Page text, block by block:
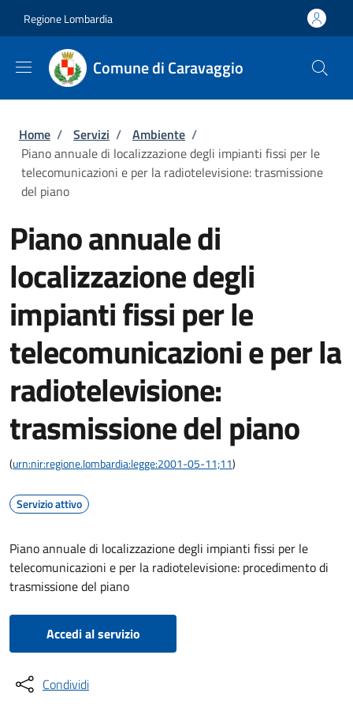
Regione Lombardia
Comune di Caravaggio
Briciole di pane
Home / Servizi / Ambiente /
Piano annuale di localizzazione degli impianti fissi per le
telecomunicazioni e per la radiotelevisione: trasmissione
del piano
Piano annuale di
localizzazione degli
impianti fissi per le
telecomunicazioni e per la
radiotelevisione:
trasmissione del piano
(urn:nir:regione.lombardia:legge:2001-05-11;11)
Servizio attivo
Piano annuale di localizzazione degli impianti fissi per le
telecomunicazioni e per la radiotelevisione: procedimento di
trasmissione del piano
Accedi al servizio
Condividi